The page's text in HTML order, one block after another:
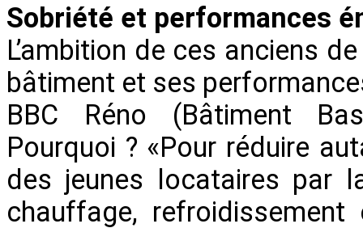
Sobriété et performances
L’ambition de ces anciens
bâtiment et ses
BBC Réno (Bâtiment
Pourquoi ? «Pour réduire
des jeunes locataires par
chauffage,